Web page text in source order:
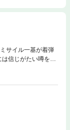
サイル一基が着弾
信じがたい噂を耳
思想者を徴兵し、
くないですか？それ
狂っている。この国
なんだ！？